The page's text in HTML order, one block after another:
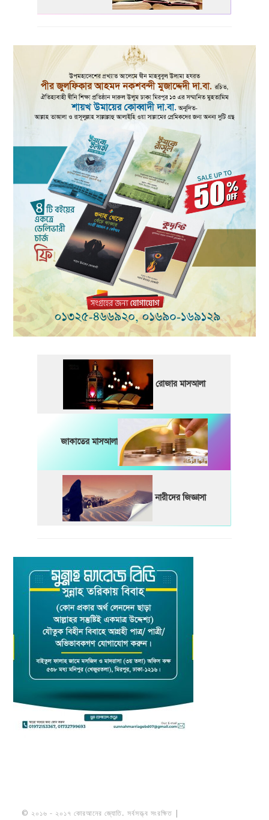
রোজার মাসআলা
জাকাতের মাসআলা
নারীদের জিজ্ঞাসা
© ২০১৬ - ২০১৭ কোরআনের জ্যোতি. সর্বসত্ত্ব সংরক্ষিত |